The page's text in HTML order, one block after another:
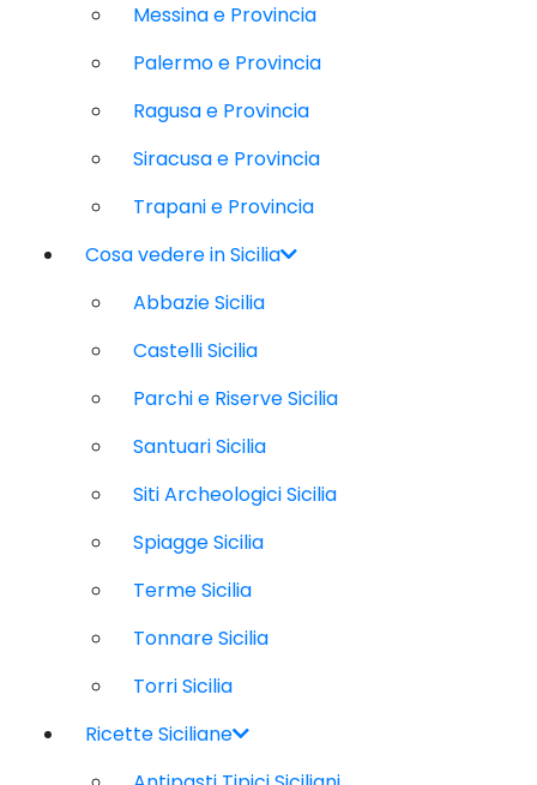
Messina e Provincia
Palermo e Provincia
Ragusa e Provincia
Siracusa e Provincia
Trapani e Provincia
Cosa vedere in Sicilia
Abbazie Sicilia
Castelli Sicilia
Parchi e Riserve Sicilia
Santuari Sicilia
Siti Archeologici Sicilia
Spiagge Sicilia
Terme Sicilia
Tonnare Sicilia
Torri Sicilia
Ricette Siciliane